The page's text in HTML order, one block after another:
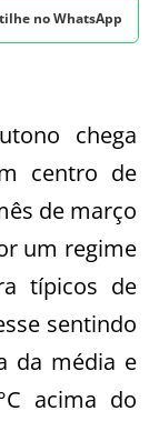
no WhatsApp
chega
centro de
de março
um regime
típicos de
sentindo
da média e
acima do